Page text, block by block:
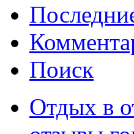
Поиск
Отдых в